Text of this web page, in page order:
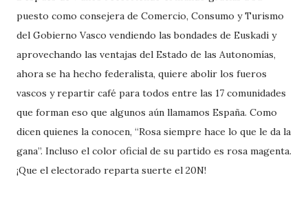
puesto como consejera de Comercio, Consumo y Turismo
del Gobierno Vasco vendiendo las bondades de Euskadi y
aprovechando las ventajas del Estado de las Autonomías,
ahora se ha hecho federalista, quiere abolir los fueros
vascos y repartir café para todos entre las 17 comunidades
que forman eso que algunos aún llamamos España. Como
dicen quienes la conocen, “Rosa siempre hace lo que le da la
gana”. Incluso el color oficial de su partido es rosa magenta.
¡Que el electorado reparta suerte el 20N!